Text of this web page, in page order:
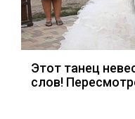
Этот танец
слов!